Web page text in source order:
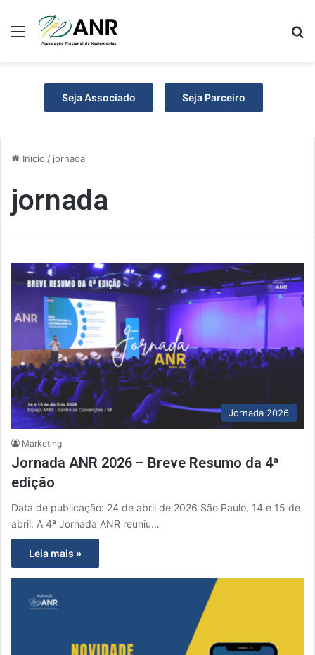
Menu
Seja Associado Seja Parceiro
Início / jornada
jornada
Jornada 2026
Marketing
Jornada ANR 2026 – Breve Resumo da 4ª
edição
Data de publicação: 24 de abril de 2026 São Paulo, 14 e 15 de
abril. A 4ª Jornada ANR reuniu…
Leia mais »